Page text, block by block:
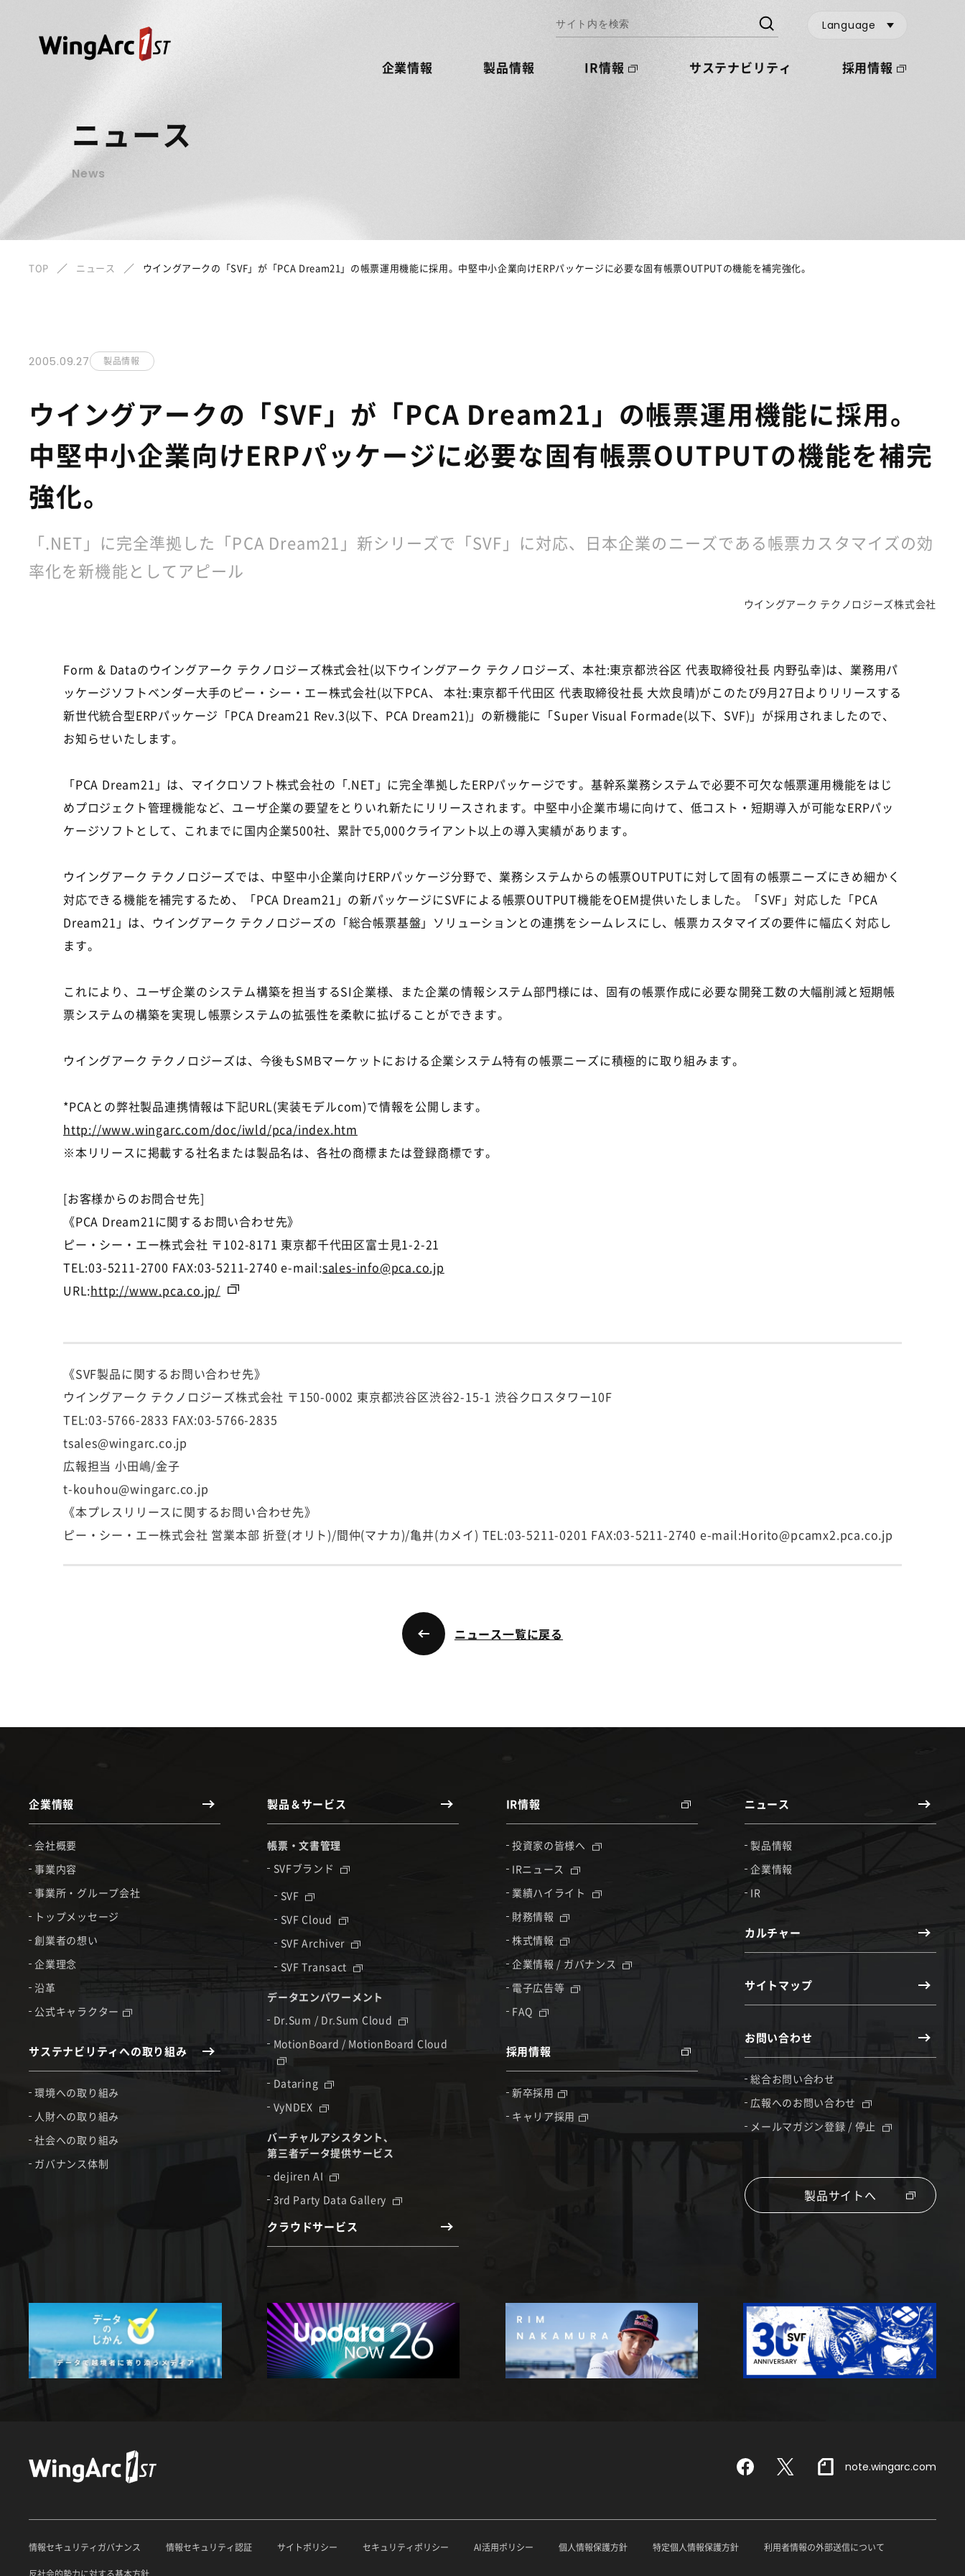
企業情報 製品情報 IR情報 サステナビリティ 採用情報
Language
ニュース
News
TOP ニュース ウイングアークの「SVF」が「PCA Dream21」の帳票運用機能に採用。中堅中小企業向けERPパッケージに必要な固有帳票OUTPUTの機能を補完強化。
2005.09.27 製品情報
ウイングアークの「SVF」が「PCA Dream21」の帳票運用機能に採用。
中堅中小企業向けERPパッケージに必要な固有帳票OUTPUTの機能を補完
強化。
「.NET」に完全準拠した「PCA Dream21」新シリーズで「SVF」に対応、日本企業のニーズである帳票カスタマイズの効
率化を新機能としてアピール
ウイングアーク テクノロジーズ株式会社
Form & Dataのウイングアーク テクノロジーズ株式会社(以下ウイングアーク テクノロジーズ、本社:東京都渋谷区 代表取締役社長 内野弘幸)は、業務用パ
ッケージソフトベンダー大手のピー・シー・エー株式会社(以下PCA、 本社:東京都千代田区 代表取締役社長 大炊良晴)がこのたび9月27日よりリリースする
新世代統合型ERPパッケージ「PCA Dream21 Rev.3(以下、PCA Dream21)」の新機能に「Super Visual Formade(以下、SVF)」が採用されましたので、
お知らせいたします。
「PCA Dream21」は、マイクロソフト株式会社の「.NET」に完全準拠したERPパッケージです。基幹系業務システムで必要不可欠な帳票運用機能をはじ
めプロジェクト管理機能など、ユーザ企業の要望をとりいれ新たにリリースされます。中堅中小企業市場に向けて、低コスト・短期導入が可能なERPパッ
ケージソフトとして、これまでに国内企業500社、累計で5,000クライアント以上の導入実績があります。
ウイングアーク テクノロジーズでは、中堅中小企業向けERPパッケージ分野で、業務システムからの帳票OUTPUTに対して固有の帳票ニーズにきめ細かく
対応できる機能を補完するため、「PCA Dream21」の新パッケージにSVFによる帳票OUTPUT機能をOEM提供いたしました。「SVF」対応した「PCA
Dream21」は、ウイングアーク テクノロジーズの「総合帳票基盤」ソリューションとの連携をシームレスにし、帳票カスタマイズの要件に幅広く対応し
ます。
これにより、ユーザ企業のシステム構築を担当するSI企業様、また企業の情報システム部門様には、固有の帳票作成に必要な開発工数の大幅削減と短期帳
票システムの構築を実現し帳票システムの拡張性を柔軟に拡げることができます。
ウイングアーク テクノロジーズは、今後もSMBマーケットにおける企業システム特有の帳票ニーズに積極的に取り組みます。
*PCAとの弊社製品連携情報は下記URL(実装モデルcom)で情報を公開します。
http://www.wingarc.com/doc/iwld/pca/index.htm
※本リリースに掲載する社名または製品名は、各社の商標または登録商標です。
[お客様からのお問合せ先]
《PCA Dream21に関するお問い合わせ先》
ピー・シー・エー株式会社 〒102-8171 東京都千代田区富士見1-2-21
TEL:03-5211-2700 FAX:03-5211-2740 e-mail:sales-info@pca.co.jp
URL:http://www.pca.co.jp/
《SVF製品に関するお問い合わせ先》
ウイングアーク テクノロジーズ株式会社 〒150-0002 東京都渋谷区渋谷2-15-1 渋谷クロスタワー10F
TEL:03-5766-2833 FAX:03-5766-2835
tsales@wingarc.co.jp
広報担当 小田嶋/金子
t-kouhou@wingarc.co.jp
《本プレスリリースに関するお問い合わせ先》
ピー・シー・エー株式会社 営業本部 折登(オリト)/間仲(マナカ)/亀井(カメイ) TEL:03-5211-0201 FAX:03-5211-2740 e-mail:Horito@pcamx2.pca.co.jp
ニュース一覧に戻る
企業情報
会社概要
事業内容
事業所・グループ会社
トップメッセージ
創業者の想い
企業理念
沿革
公式キャラクター
サステナビリティへの取り組み
環境への取り組み
人財への取り組み
社会への取り組み
ガバナンス体制
製品＆サービス
帳票・文書管理
SVFブランド
SVF
SVF Cloud
SVF Archiver
SVF Transact
データエンパワーメント
Dr.Sum / Dr.Sum Cloud
MotionBoard / MotionBoard Cloud
Dataring
VyNDEX
バーチャルアシスタント、
第三者データ提供サービス
dejiren AI
3rd Party Data Gallery
クラウドサービス
IR情報
投資家の皆様へ
IRニュース
業績ハイライト
財務情報
株式情報
企業情報 / ガバナンス
電子広告等
FAQ
採用情報
新卒採用
キャリア採用
ニュース
製品情報
企業情報
IR
カルチャー
サイトマップ
お問い合わせ
総合お問い合わせ
広報へのお問い合わせ
メールマガジン登録 / 停止
製品サイトへ
Facebook
X note.wingarc.com
情報セキュリティガバナンス 情報セキュリティ認証 サイトポリシー セキュリティポリシー AI活用ポリシー 個人情報保護方針 特定個人情報保護方針 利用者情報の外部送信について